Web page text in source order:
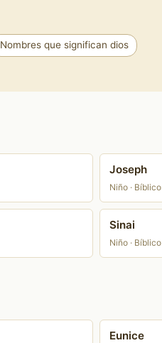
Nombres que significan dios
Joseph
Niño · Bíblico
Sinai
Niño · Bíblico
Eunice